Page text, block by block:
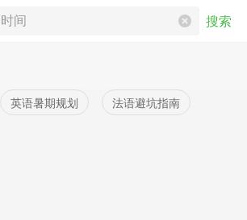
搜索
英语暑期规划 法语避坑指南